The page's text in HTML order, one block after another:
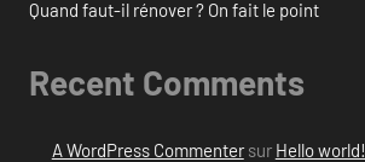
Quand faut-il rénover ? On fait le point
Recent Comments
A WordPress Commentersur Hello world!